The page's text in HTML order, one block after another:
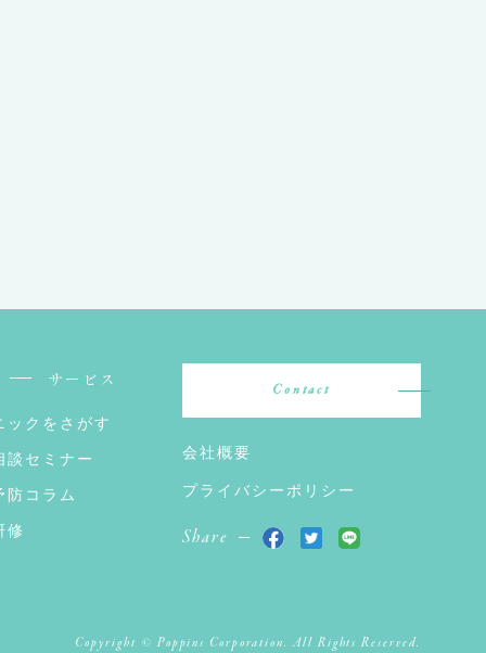
サービス
ックをさがす
談セミナー
防コラム
修
Contact
会社概要
プライバシーポリシー
Share
Copyright © Poppins Corporation. All Rights Reserved.